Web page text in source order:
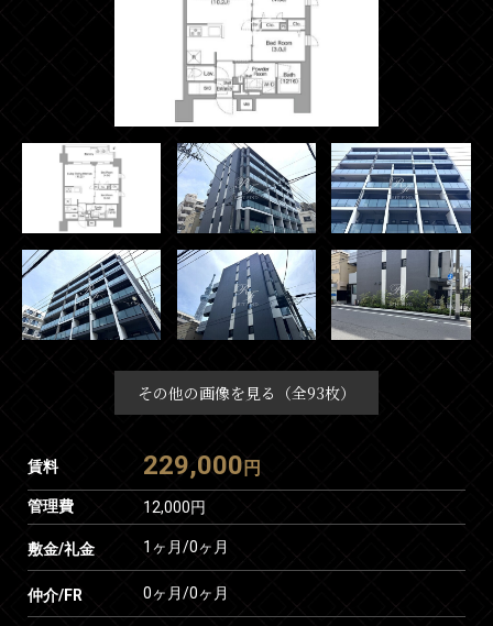
その他の画像を見る（全93枚）
賃料 229,000 円
管理費 12,000円
敷金/礼金 1ヶ月/0ヶ月
仲介/FR 0ヶ月/0ヶ月